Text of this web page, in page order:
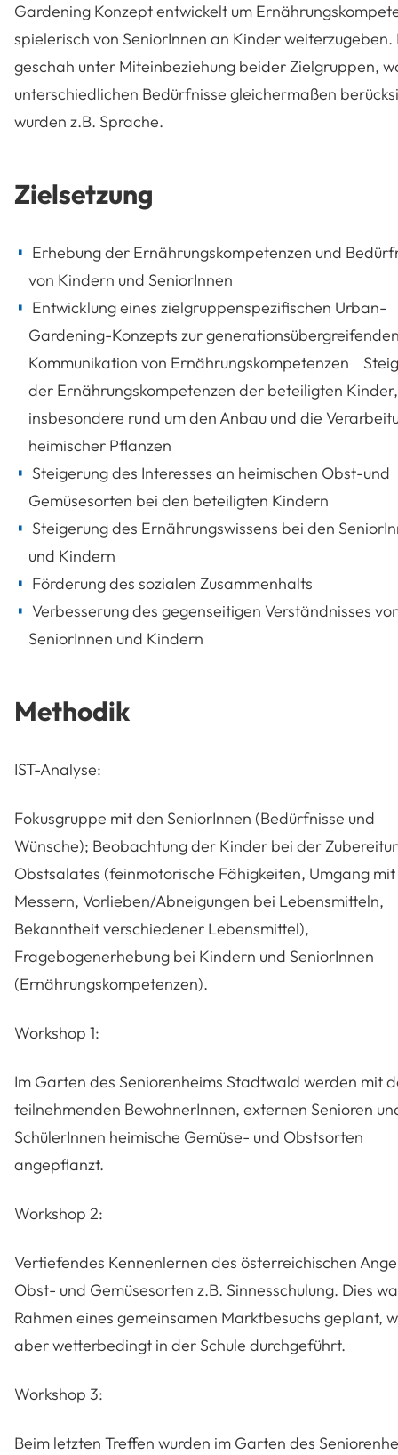
Gardening Konzept entwickelt um
spielerisch von SeniorInnen an Kinder weiterzugeben.
geschah unter Miteinbeziehung beider Zielgruppen,
unterschiedlichen Bedürfnisse gleichermaßen
wurden z.B. Sprache.
Zielsetzung
Erhebung der Ernährungskompetenzen und
von Kindern und SeniorInnen
Entwicklung eines zielgruppenspezifischen Urban-
Gardening-Konzepts zur
Kommunikation von Ernährungskompetenzen
der Ernährungskompetenzen der beteiligten Kinder,
insbesondere rund um den Anbau und die
heimischer Pflanzen
Steigerung des Interesses an heimischen Obst-und
Gemüsesorten bei den beteiligten Kindern
Steigerung des Ernährungswissens bei den
und Kindern
Förderung des sozialen Zusammenhalts
Verbesserung des gegenseitigen Verständnisses
SeniorInnen und Kindern
Methodik
IST-Analyse:
Fokusgruppe mit den SeniorInnen (Bedürfnisse und
Wünsche); Beobachtung der Kinder bei der
Obstsalates (feinmotorische Fähigkeiten, Umgang mit
Messern, Vorlieben/Abneigungen bei Lebensmitteln,
Bekanntheit verschiedener Lebensmittel),
Fragebogenerhebung bei Kindern und SeniorInnen
(Ernährungskompetenzen).
Workshop 1:
Im Garten des Seniorenheims Stadtwald werden mit
teilnehmenden BewohnerInnen, externen Senioren
SchülerInnen heimische Gemüse- und Obstsorten
angepflanzt.
Workshop 2:
Vertiefendes Kennenlernen des österreichischen
Obst- und Gemüsesorten z.B. Sinnesschulung. Dies
Rahmen eines gemeinsamen Marktbesuchs geplant,
aber wetterbedingt in der Schule durchgeführt.
Workshop 3:
Beim letzten Treffen wurden im Garten des